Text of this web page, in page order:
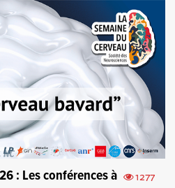
1277
: Les conférences à